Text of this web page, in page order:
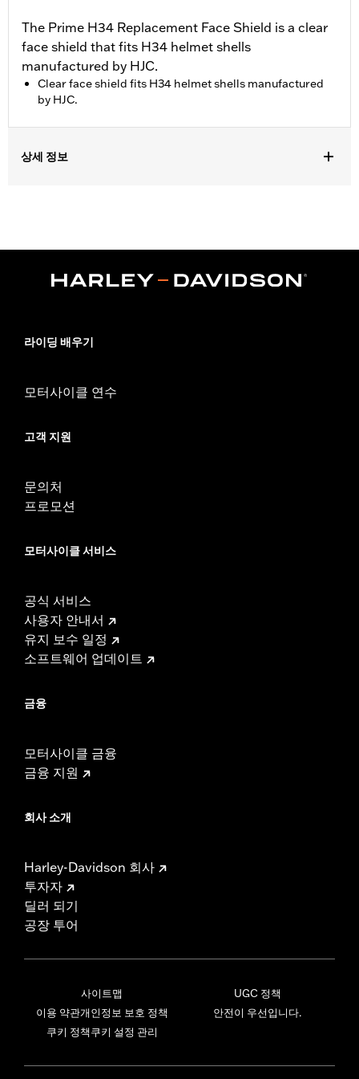
The Prime H34 Replacement Face Shield is a clear
face shield that fits H34 helmet shells
manufactured by HJC.
Clear face shield fits H34 helmet shells manufactured
by HJC.
상세 정보
Origin:Imported
라이딩 배우기
모터사이클 연수
고객 지원
문의처
프로모션
모터사이클 서비스
공식 서비스
사용자 안내서
유지 보수 일정
소프트웨어 업데이트
금융
모터사이클 금융
금융 지원
회사 소개
Harley-Davidson 회사
투자자
딜러 되기
공장 투어
사이트맵
이용 약관개인정보 보호 정책
쿠키 정책쿠키 설정 관리
UGC 정책
안전이 우선입니다.